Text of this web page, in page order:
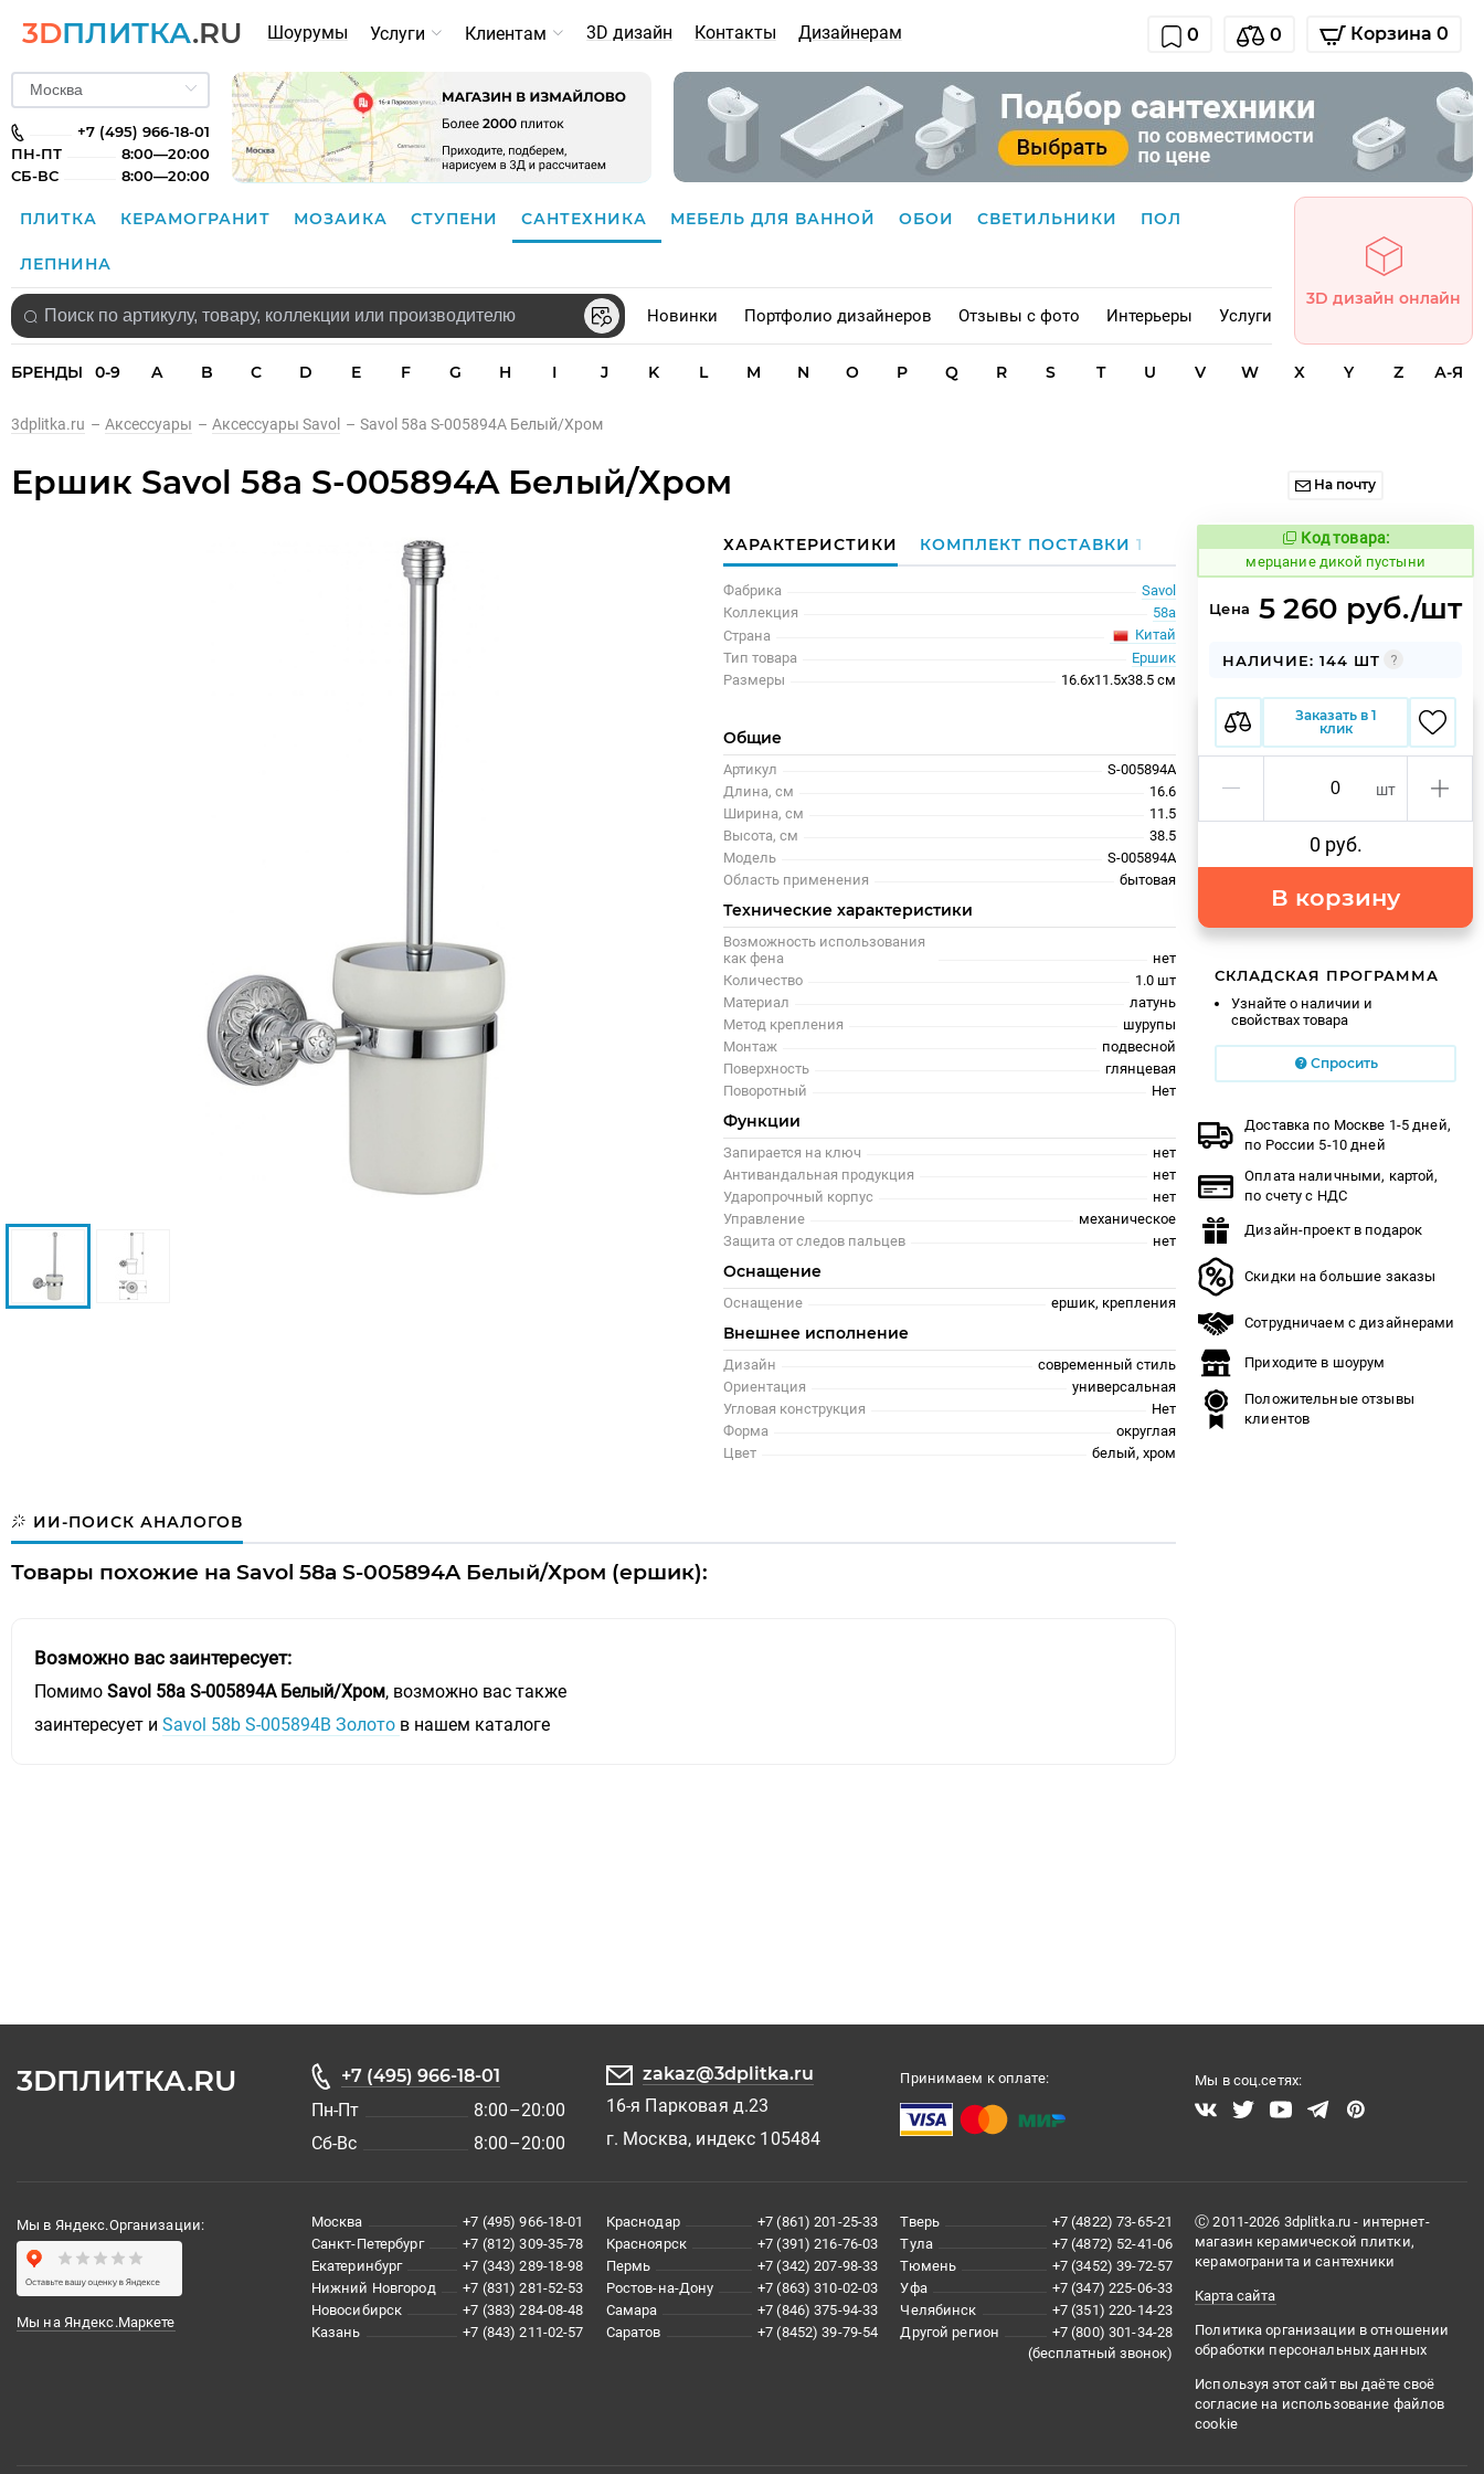
3DПЛИТКА.RU Шоурумы Услуги Клиентам 3D дизайн Контакты Дизайнерам 0 0 Корзина 0
+7 (495) 966-18-01
ПН-ПТ
8:00—20:00
СБ-ВС
8:00—20:00
ПЛИТКА КЕРАМОГРАНИТ МОЗАИКА СТУПЕНИ САНТЕХНИКА МЕБЕЛЬ ДЛЯ ВАННОЙ ОБОИ СВЕТИЛЬНИКИ ПОЛ
ЛЕПНИНА
Новинки Портфолио дизайнеров Отзывы с фото Интерьеры Услуги
3D дизайн онлайн
БРЕНДЫ 0-9 A B C D E F G H I J K L M N O P Q R S T U V W X Y Z А-Я
3dplitka.ru – Аксессуары – Аксессуары Savol – Savol 58а S-005894A Белый/Хром
Ершик Savol 58а S-005894A Белый/Хром На почту
ХАРАКТЕРИСТИКИ КОМПЛЕКТ ПОСТАВКИ1
Фабрика
Savol
Коллекция
58а
Страна
Китай
Тип товара
Ершик
Размеры
16.6x11.5x38.5 см
Общие
Артикул
S-005894A
Длина, см
16.6
Ширина, см
11.5
Высота, см
38.5
Модель
S-005894A
Область применения
бытовая
Технические характеристики
Возможность использования
как фена
нет
Количество
1.0 шт
Материал
латунь
Метод крепления
шурупы
Монтаж
подвесной
Поверхность
глянцевая
Поворотный
Нет
Функции
Запирается на ключ
нет
Антивандальная продукция
нет
Ударопрочный корпус
нет
Управление
механическое
Защита от следов пальцев
нет
Оснащение
Оснащение ершик, крепления
Внешнее исполнение
Дизайн
современный стиль
Ориентация
универсальная
Угловая конструкция
Нет
Форма
округлая
Цвет
белый, хром
ИИ-ПОИСК АНАЛОГОВ
Товары похожие на Savol 58а S-005894A Белый/Хром (ершик):
Возможно вас заинтересует:
Помимо Savol 58а S-005894A Белый/Хром, возможно вас также
заинтересует и Savol 58b S-005894B Золото в нашем каталоге
Код товара:
971950 Код товара:
мерцание дикой пустыни
Цена 5 260 руб./шт
НАЛИЧИЕ: 144 ШТ
Заказать в 1
клик
шт
0 руб.
В корзину
СКЛАДСКАЯ ПРОГРАММА
Узнайте о наличии и
свойствах товара
Спросить
Доставка по Москве 1-5 дней,
по России 5-10 дней
Оплата наличными, картой,
по счету с НДС
Дизайн-проект в подарок
Скидки на большие заказы
Сотрудничаем с дизайнерами
Приходите в шоурум
Положительные отзывы
клиентов
3DПЛИТКА.RU
+7 (495) 966-18-01
Пн-Пт
8:00–20:00
Сб-Вс
8:00–20:00
zakaz@3dplitka.ru
16-я Парковая д.23
г. Москва, индекс 105484
Принимаем к оплате: Мы в соц.сетях:
Мы в Яндекс.Организации:
Мы на Яндекс.Маркете
Москва
+7 (495) 966-18-01
Санкт-Петербург
+7 (812) 309-35-78
Екатеринбург
+7 (343) 289-18-98
Нижний Новгород
+7 (831) 281-52-53
Новосибирск
+7 (383) 284-08-48
Казань
+7 (843) 211-02-57
Краснодар
+7 (861) 201-25-33
Красноярск
+7 (391) 216-76-03
Пермь
+7 (342) 207-98-33
Ростов-на-Дону
+7 (863) 310-02-03
Самара
+7 (846) 375-94-33
Саратов
+7 (8452) 39-79-54
Тверь
+7 (4822) 73-65-21
Тула
+7 (4872) 52-41-06
Тюмень
+7 (3452) 39-72-57
Уфа
+7 (347) 225-06-33
Челябинск
+7 (351) 220-14-23
Другой регион
+7 (800) 301-34-28
(бесплатный звонок)
Ⓒ 2011-2026 3dplitka.ru - интернет-
магазин керамической плитки,
керамогранита и сантехники
Карта сайта
Политика организации в отношении
обработки персональных данных
Используя этот сайт вы даёте своё
согласие на использование файлов
cookie